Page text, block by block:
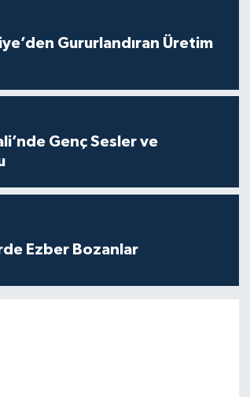
Gururlandıran Üretim
Genç Sesler ve
Ezber Bozanlar